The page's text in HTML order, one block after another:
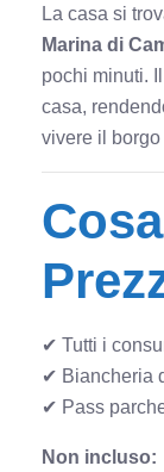
La casa si
Marina di
pochi minuti.
casa,
vivere il borgo
✔ Tutti i
✔ Biancheria
✔ Pass
Non incluso: